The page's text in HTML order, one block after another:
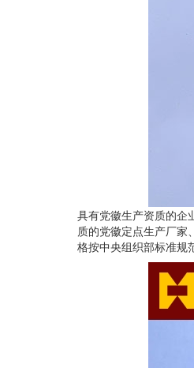
具有党徽生产资质的企
质的党徽定点生产厂家
格按中央组织部标准规